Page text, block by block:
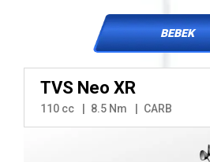
BEBEK
TVS Neo XR
110 cc 8.5 Nm CARB